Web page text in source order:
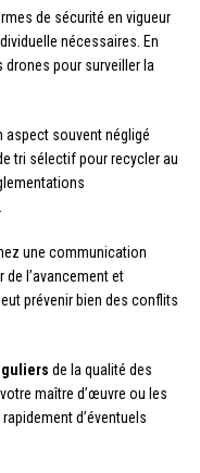
de sécurité en vigueur
nécessaires. En
pour surveiller la
aspect souvent négligé
tri sélectif pour recycler au
une communication
l’avancement et
prévenir bien des conflits
de la qualité des
maître d’œuvre ou les
d’éventuels